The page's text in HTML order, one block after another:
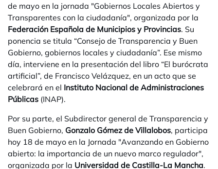
de mayo en la jornada "Gobiernos Locales Abiertos y
Transparentes con la ciudadanía", organizada por la
Federación Española de Municipios y Provincias. Su
ponencia se titula “Consejo de Transparencia y Buen
Gobierno, gobiernos locales y ciudadanía”. Ese mismo
día, interviene en la presentación del libro “El burócrata
artificial”, de Francisco Velázquez, en un acto que se
celebrará en el Instituto Nacional de Administraciones
Públicas (INAP).
Por su parte, el Subdirector general de Transparencia y
Buen Gobierno, Gonzalo Gómez de Villalobos, participa
hoy 18 de mayo en la Jornada "Avanzando en Gobierno
abierto: la importancia de un nuevo marco regulador",
organizada por la Universidad de Castilla-La Mancha.